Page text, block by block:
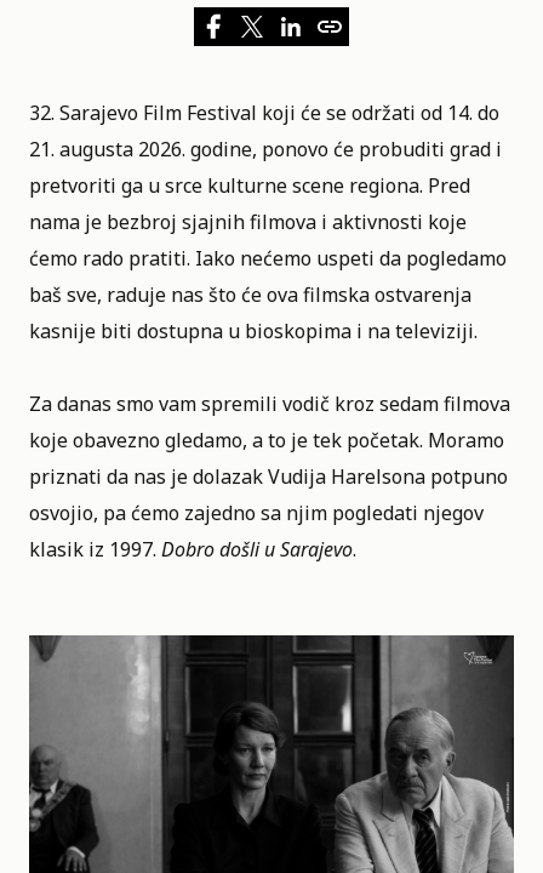
32. Sarajevo Film Festival koji će se održati od 14. do
21. augusta 2026. godine, ponovo će probuditi grad i
pretvoriti ga u srce kulturne scene regiona. Pred
nama je bezbroj sjajnih filmova i aktivnosti koje
ćemo rado pratiti. Iako nećemo uspeti da pogledamo
baš sve, raduje nas što će ova filmska ostvarenja
kasnije biti dostupna u bioskopima i na televiziji.
Za danas smo vam spremili vodič kroz sedam filmova
koje obavezno gledamo, a to je tek početak. Moramo
priznati da nas je dolazakVudija Harelsona potpuno
osvojio, pa ćemo zajedno sa njim pogledati njegov
klasik iz 1997. Dobro došli u Sarajevo.